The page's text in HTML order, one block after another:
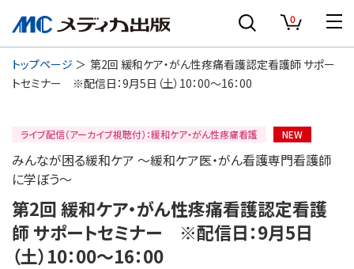
0
トップページ
第2回 緩和ケア・がん性疼痛看護認定看護師 サポー
トセミナー ※配信日：9月5日（土）10：00～16：00
ライブ配信（アーカイブ視聴付）：緩和ケア・がん性疼痛看護 NEW
みんなが困る緩和ケア ～緩和ケア医・がん看護専門看護師
に学ぼう～
第2回 緩和ケア・がん性疼痛看護認定看護
師 サポートセミナー ※配信日：9月5日
（土）10：00～16：00